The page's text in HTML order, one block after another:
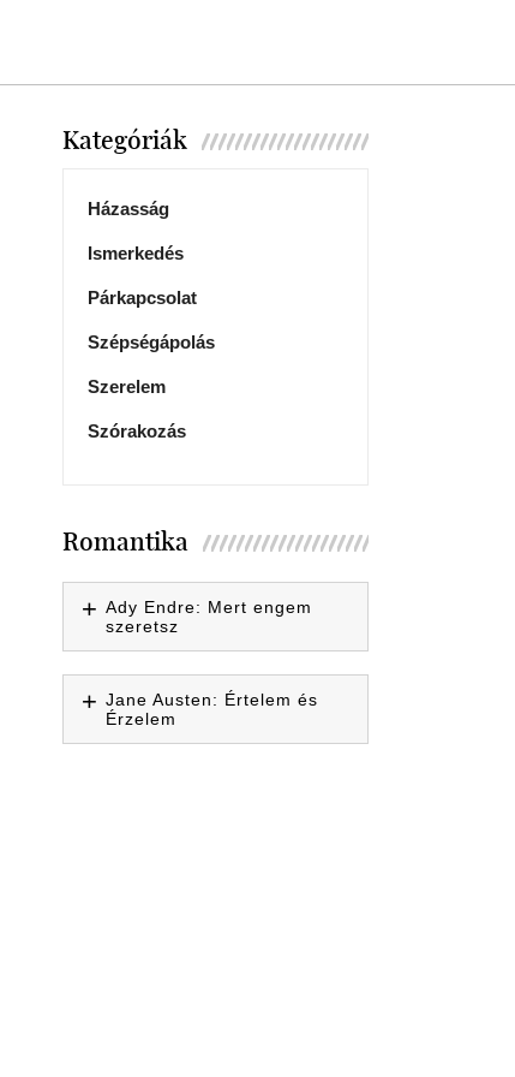
Kategóriák
Házasság
Ismerkedés
Párkapcsolat
Szépségápolás
Szerelem
Szórakozás
Romantika
Ady Endre: Mert engem
szeretsz
Jane Austen: Értelem és
Érzelem